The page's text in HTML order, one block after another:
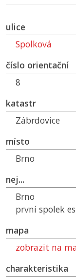
ulice
Spolková
číslo orientační
8
katastr
Zábrdovice
místo
Brno
nej...
Brno
první spolek
mapa
zobrazit na
charakteristika